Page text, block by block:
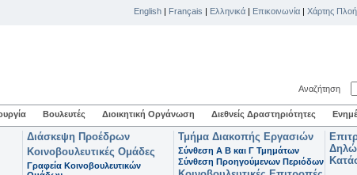
English | Français | Ελληνικά | Επικοινωνία | Χάρτης
Αναζήτηση
Βουλευτές Διοικητική Οργάνωση Διεθνείς Δραστηριότητες
Διάσκεψη Προέδρων
Κοινοβουλευτικές Ομάδες
Γραφεία Κοινοβουλευτικών
Τμήμα Διακοπής Εργασιών
Σύνθεση Α Β και Γ Τμημάτων
Σύνθεση Προηγούμενων Περιόδων